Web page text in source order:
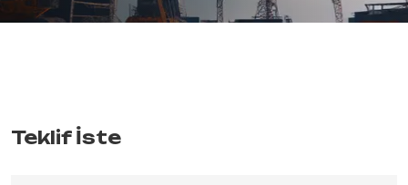
Teklif İste